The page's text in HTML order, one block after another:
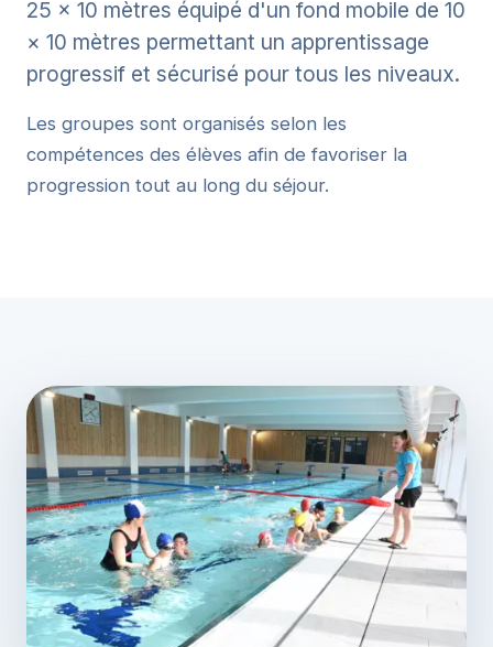
25 × 10 mètres équipé d'un fond mobile de 10
× 10 mètres permettant un apprentissage
progressif et sécurisé pour tous les niveaux.
Les groupes sont organisés selon les
compétences des élèves afin de favoriser la
progression tout au long du séjour.